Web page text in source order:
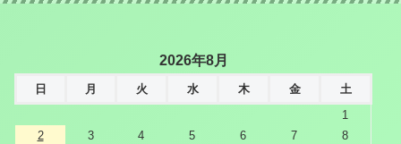
2026年8月
日 月 火 水 木 金
土
1
2
3 4 5 6 7
8